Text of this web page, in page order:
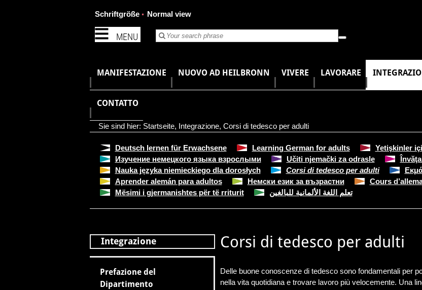
MENU
Schriftgröße Normal view
MANIFESTAZIONE NUOVO AD HEILBRONN VIVERE LAVORARE
CONTATTO
Sie sind hier: Startseite, Integrazione, Corsi di tedesco per adulti
Deutsch lernen für Erwachsene Learning German for adults
Yetişkinler
Изучение немецкого языка взрослыми
Učiti njemački za odrasle
Nauka języka niemieckiego dla dorosłych
Corsi di tedesco per adulti
Aprender alemán para adultos
Немски език за възрастни
Cours
Mësimi i gjermanishtes për të rriturit
تعلم اللغة الألمانية للبالغين
Integrazione
Prefazione del
Dipartimento
Corsi di tedesco per adulti
Delle buone conoscenze di tedesco sono fondamentali per
nella vita quotidiana e trovare lavoro più velocemente. Una